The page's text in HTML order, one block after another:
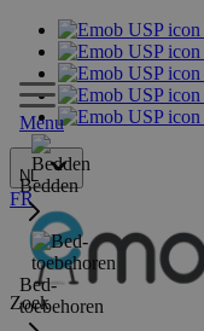
NL
FR
Zoek
Menu
Bedden
Bed-
toebehoren